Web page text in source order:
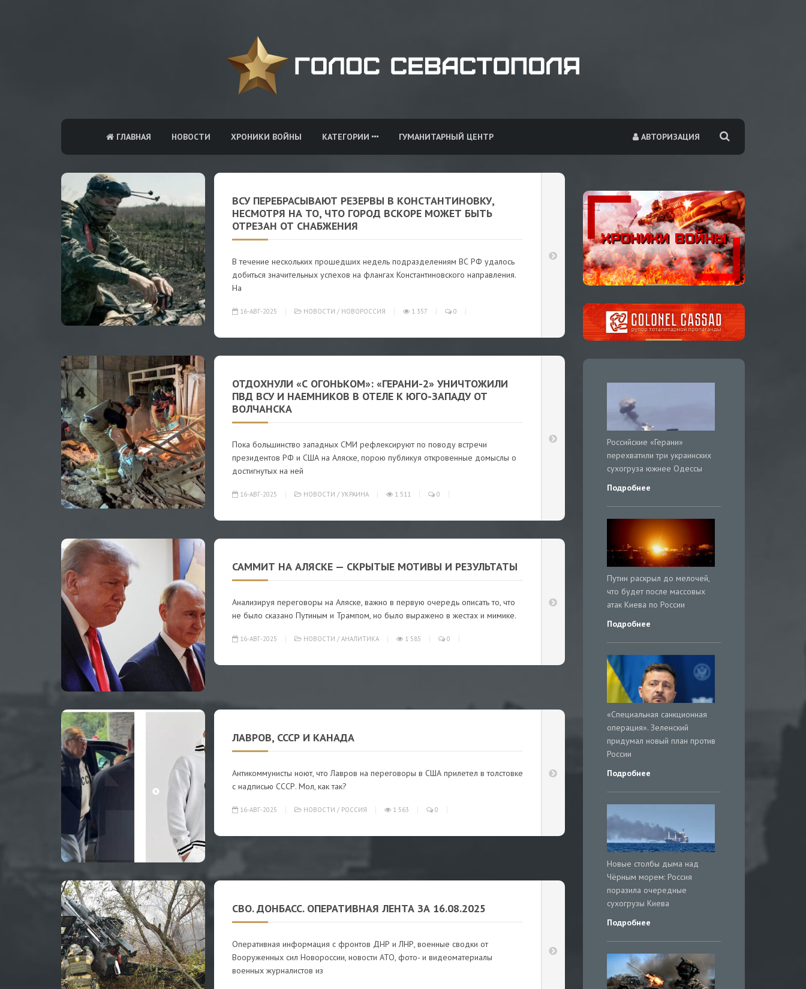
АВТОРИЗАЦИЯ
ГЛАВНАЯ НОВОСТИ ХРОНИКИ ВОЙНЫ КАТЕГОРИИ ГУМАНИТАРНЫЙ ЦЕНТР
ВСУ ПЕРЕБРАСЫВАЮТ РЕЗЕРВЫ В КОНСТАНТИНОВКУ,
НЕСМОТРЯ НА ТО, ЧТО ГОРОД ВСКОРЕ МОЖЕТ БЫТЬ
ОТРЕЗАН ОТ СНАБЖЕНИЯ
В течение нескольких прошедших недель подразделениям ВС РФ удалось
добиться значительных успехов на флангах Константиновского направления.
На
16-АВГ-2025 НОВОСТИ / НОВОРОССИЯ 1 357 0
ОТДОХНУЛИ «С ОГОНЬКОМ»: «ГЕРАНИ-2» УНИЧТОЖИЛИ
ПВД ВСУ И НАЕМНИКОВ В ОТЕЛЕ К ЮГО-ЗАПАДУ ОТ
ВОЛЧАНСКА
Пока большинство западных СМИ рефлексируют по поводу встречи
президентов РФ и США на Аляске, порою публикуя откровенные домыслы о
достигнутых на ней
16-АВГ-2025 НОВОСТИ / УКРАИНА 1 511 0
САММИТ НА АЛЯСКЕ — СКРЫТЫЕ МОТИВЫ И РЕЗУЛЬТАТЫ
Анализируя переговоры на Аляске, важно в первую очередь описать то, что
не было сказано Путиным и Трампом, но было выражено в жестах и мимике.
16-АВГ-2025 НОВОСТИ / АНАЛИТИКА 1 585 0
ЛАВРОВ, СССР И КАНАДА
Антикоммунисты ноют, что Лавров на переговоры в США прилетел в толстовке
с надписью СССР. Мол, как так?
16-АВГ-2025 НОВОСТИ / РОССИЯ 1 563 0
СВО. ДОНБАСС. ОПЕРАТИВНАЯ ЛЕНТА ЗА 16.08.2025
Оперативная информация с фронтов ДНР и ЛНР, военные сводки от
Вооруженных сил Новороссии, новости АТО, фото- и видеоматериалы
военных журналистов из
Российские «Герани»
перехватили три украинских
сухогруза южнее Одессы
Подробнее
Путин раскрыл до мелочей,
что будет после массовых
атак Киева по России
Подробнее
«Специальная санкционная
операция». Зеленский
придумал новый план против
России
Подробнее
Новые столбы дыма над
Чёрным морем: Россия
поразила очередные
сухогрузы Киева
Подробнее